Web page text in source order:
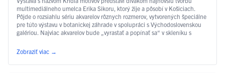
multimediálneho umelca Erika Sikoru, ktorý žije a pôsobí v Košiciach.
Pôjde o rozsiahlu sériu akvarelov rôznych rozmerov, vytvorených špeciálne
pre túto výstavu v botanickej záhrade v spolupráci s Východoslovenskou
galériou. Najviac akvarelov bude „vyrastať a popínať sa“ v skleníku s
Zobraziť viac
→